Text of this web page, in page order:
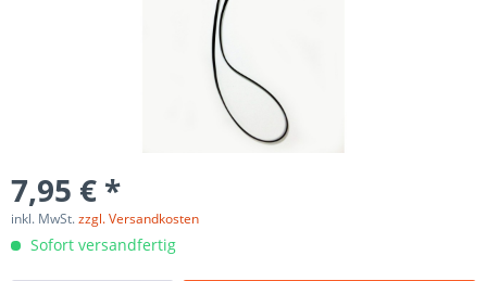
7,95 € *
inkl. MwSt.zzgl. Versandkosten
Sofort versandfertig